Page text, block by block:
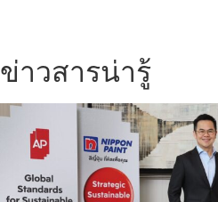
ข่าวสารน่ารู้